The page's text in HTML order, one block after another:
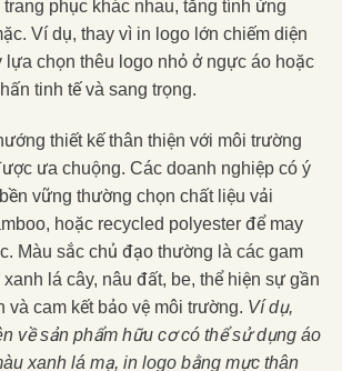
phục khác nhau, tăng tính ứng
Ví dụ, thay vì in logo lớn chiếm diện
lựa chọn thêu logo nhỏ ở ngực áo hoặc
tinh tế và sang trọng.
thiết kế thân thiện với môi trường
ưa chuộng. Các doanh nghiệp có ý
vững thường chọn chất liệu vải
hoặc recycled polyester để may
Màu sắc chủ đạo thường là các gam
lá cây, nâu đất, be, thể hiện sự gần
và cam kết bảo vệ môi trường. Ví dụ,
về sản phẩm hữu cơ có thể sử dụng áo
xanh lá mạ, in logo bằng mực thân